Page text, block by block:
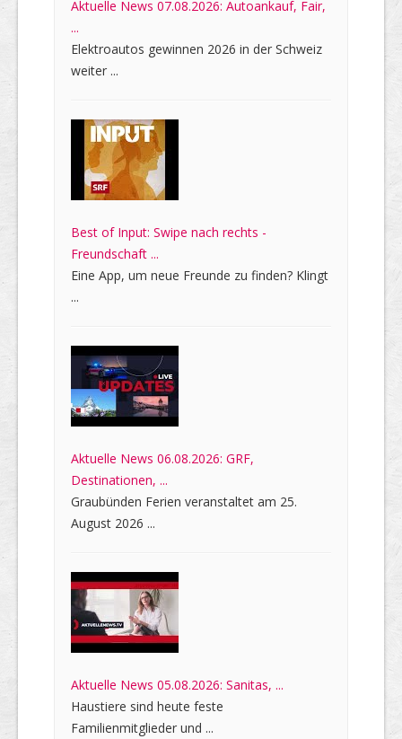
Aktuelle News 07.08.2026: Autoankauf, Fair,
...
Elektroautos gewinnen 2026 in der Schweiz
weiter ...
Best of Input: Swipe nach rechts -
Freundschaft ...
Eine App, um neue Freunde zu finden? Klingt
...
Aktuelle News 06.08.2026: GRF,
Destinationen, ...
Graubünden Ferien veranstaltet am 25.
August 2026 ...
Aktuelle News 05.08.2026: Sanitas, ...
Haustiere sind heute feste
Familienmitglieder und ...